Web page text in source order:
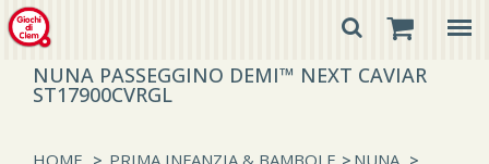
NUNA PASSEGGINO DEMI™ NEXT CAVIAR
ST17900CVRGL
HOME > PRIMA INFANZIA & BAMBOLE > NUNA >